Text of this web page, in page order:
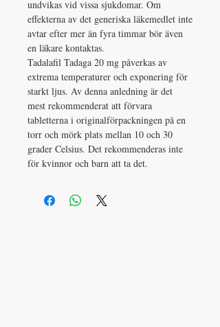
undvikas vid vissa sjukdomar. Om
effekterna av det generiska läkemedlet inte
avtar efter mer än fyra timmar bör även
en läkare kontaktas.
Tadalafil Tadaga 20 mg påverkas av
extrema temperaturer och exponering för
starkt ljus. Av denna anledning är det
mest rekommenderat att förvara
tabletterna i originalförpackningen på en
torr och mörk plats mellan 10 och 30
grader Celsius. Det rekommenderas inte
för kvinnor och barn att ta det.